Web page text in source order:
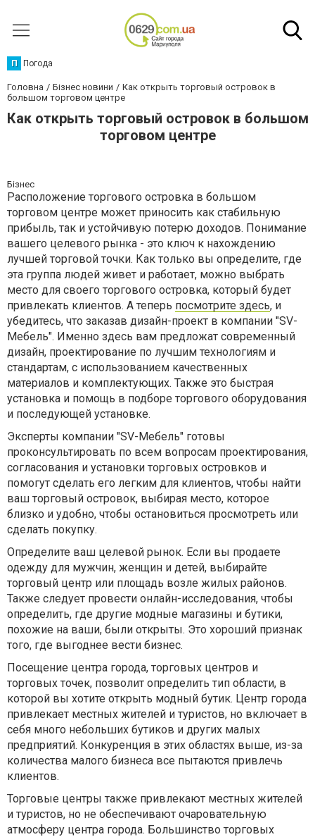
П Погода
Головна Бізнес новини
Как открыть торговый островок в
большом торговом центре
Как открыть торговый островок в большом
торговом центре
Бізнес
Расположение торгового островка в большом
торговом центре может приносить как стабильную
прибыль, так и устойчивую потерю доходов. Понимание
вашего целевого рынка - это ключ к нахождению
лучшей торговой точки. Как только вы определите, где
эта группа людей живет и работает, можно выбрать
место для своего торгового островка, который будет
привлекать клиентов. А теперь посмотрите здесь, и
убедитесь, что заказав дизайн-проект в компании "SV-
Мебель". Именно здесь вам предложат современный
дизайн, проектирование по лучшим технологиям и
стандартам, с использованием качественных
материалов и комплектующих. Также это быстрая
установка и помощь в подборе торгового оборудования
и последующей установке.
Эксперты компании "SV-Мебель" готовы
проконсультировать по всем вопросам проектирования,
согласования и установки торговых островков и
помогут сделать его легким для клиентов, чтобы найти
ваш торговый островок, выбирая место, которое
близко и удобно, чтобы остановиться просмотреть или
сделать покупку.
Определите ваш целевой рынок. Если вы продаете
одежду для мужчин, женщин и детей, выбирайте
торговый центр или площадь возле жилых районов.
Также следует провести онлайн-исследования, чтобы
определить, где другие модные магазины и бутики,
похожие на ваши, были открыты. Это хороший признак
того, где выгоднее вести бизнес.
Посещение центра города, торговых центров и
торговых точек, позволит определить тип области, в
которой вы хотите открыть модный бутик. Центр города
привлекает местных жителей и туристов, но включает в
себя много небольших бутиков и других малых
предприятий. Конкуренция в этих областях выше, из-за
количества малого бизнеса все пытаются привлечь
клиентов.
Торговые центры также привлекают местных жителей
и туристов, но не обеспечивают очаровательную
атмосферу центра города. Большинство торговых